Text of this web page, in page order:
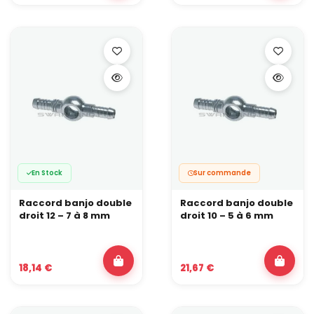
Dans cette catégorie vous trouverez tous les raccords dans
divers tailles pour réaliser le montage de votre moteur selon les
standards les plus exigeants.
Les spécifications exactes des raccords aviation peuvent varier
en fonction des besoins spécifiques de l'équipe ou du
constructeur automobile, et différentes séries (voir tableau)
peuvent être utilisées en fonction des exigences de débit et de
accompagne dans le choix optimal pour votre préparation,
contactez-nous !
En Stock
Raccord banjo double
droit 12 – 7 à 8 mm
18,14 €
Sur commande
Raccord banjo double
droit 10 – 5 à 6 mm
21,67 €